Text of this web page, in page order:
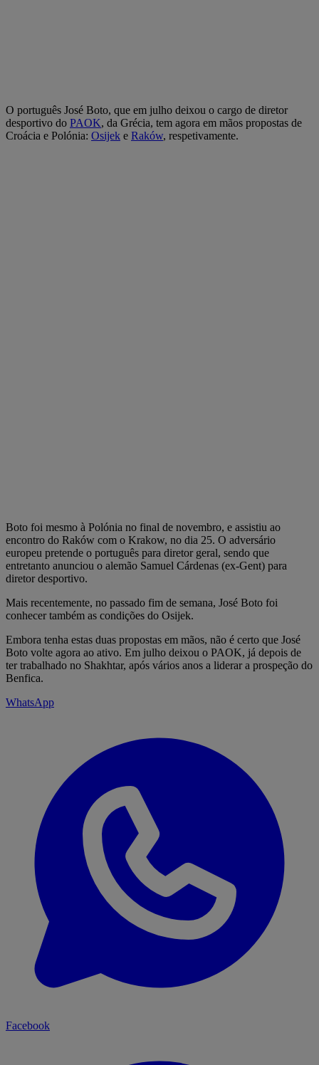
O português José Boto, que em julho deixou o cargo de diretor
desportivo do PAOK, da Grécia, tem agora em mãos propostas de
Croácia e Polónia: Osijek e Raków, respetivamente.
Boto foi mesmo à Polónia no final de novembro, e assistiu ao
encontro do Raków com o Krakow, no dia 25. O adversário
europeu pretende o português para diretor geral, sendo que
entretanto anunciou o alemão Samuel Cárdenas (ex-Gent) para
diretor desportivo.
Mais recentemente, no passado fim de semana, José Boto foi
conhecer também as condições do Osijek.
Embora tenha estas duas propostas em mãos, não é certo que José
Boto volte agora ao ativo. Em julho deixou o PAOK, já depois de
ter trabalhado no Shakhtar, após vários anos a liderar a prospeção do
Benfica.
WhatsApp
Facebook